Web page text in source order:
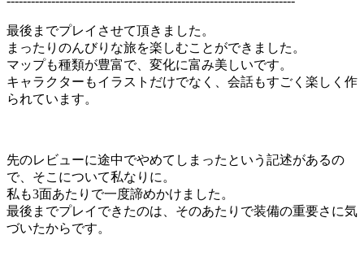
最後までプレイさせて頂きました。
まったりのんびりな旅を楽しむことができました。
マップも種類が豊富で、変化に富み美しいです。
キャラクターもイラストだけでなく、会話もすごく楽しく作
られています。
先のレビューに途中でやめてしまったという記述があるの
で、そこについて私なりに。
私も3面あたりで一度諦めかけました。
最後までプレイできたのは、そのあたりで装備の重要さに気
づいたからです。